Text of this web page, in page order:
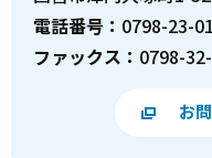
電話番号： 0798-23-
ファックス： 0798-
お